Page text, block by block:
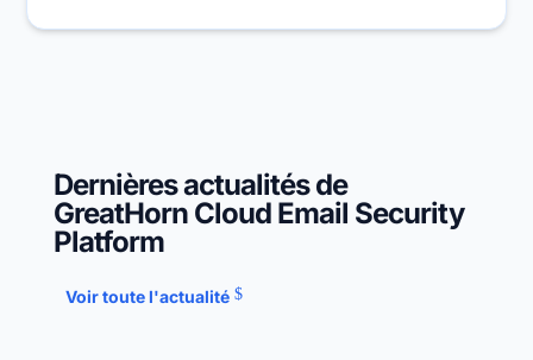
Dernières actualités de
GreatHorn Cloud Email Security
Platform
Voir toute l'actualité